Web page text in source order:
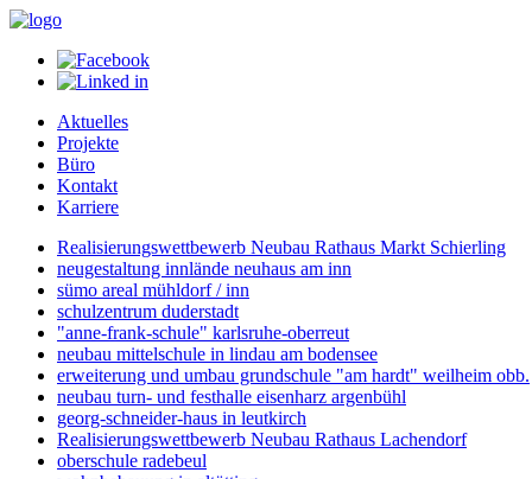
Aktuelles
Projekte
Büro
Kontakt
Karriere
Realisierungswettbewerb Neubau Rathaus Markt Schierling
neugestaltung innlände neuhaus am inn
sümo areal mühldorf / inn
schulzentrum duderstadt
"anne-frank-schule" karlsruhe-oberreut
neubau mittelschule in lindau am bodensee
erweiterung und umbau grundschule "am hardt" weilheim obb.
neubau turn- und festhalle eisenharz argenbühl
georg-schneider-haus in leutkirch
Realisierungswettbewerb Neubau Rathaus Lachendorf
oberschule radebeul